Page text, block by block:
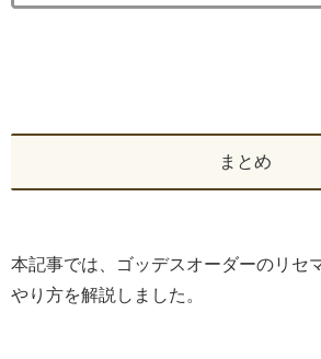
まとめ
本記事では、ゴッデスオーダーのリセ
やり方を解説しました。